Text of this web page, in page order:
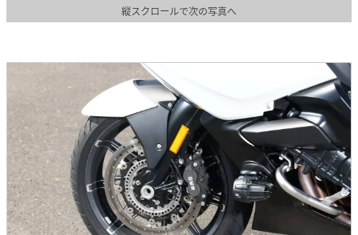
縦スクロールで次の写真へ